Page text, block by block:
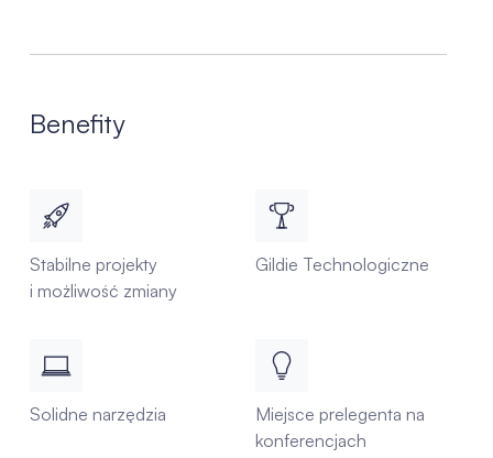
Benefity
Stabilne projekty
i możliwość zmiany
Gildie Technologiczne
Solidne narzędzia
Miejsce prelegenta na
konferencjach